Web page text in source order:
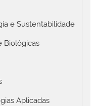
e Sustentabilidade
Biológicas
Aplicadas